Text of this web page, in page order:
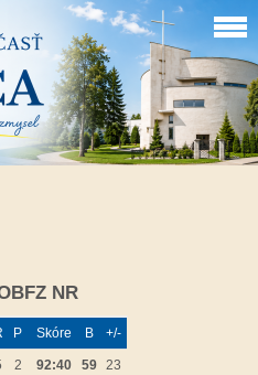
NR
P Skóre B +/-
2 92:40 59 23